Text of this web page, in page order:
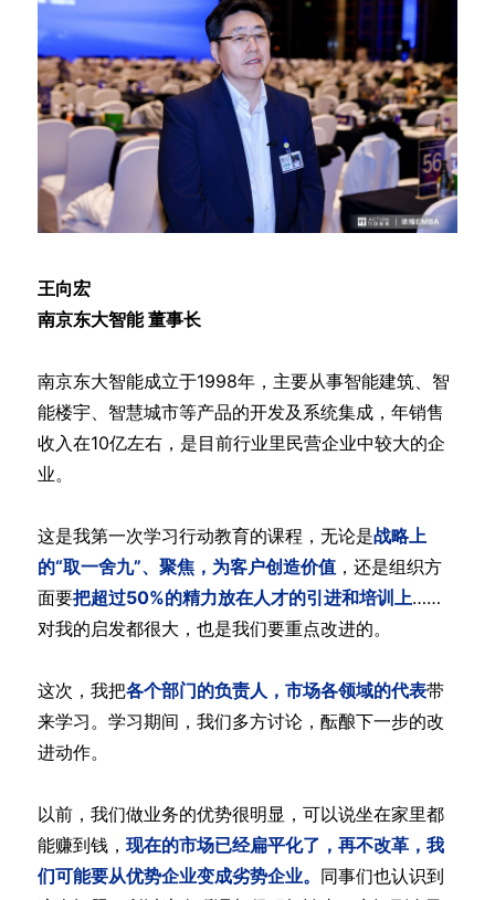
王向宏
南京东大智能 董事长
南京东大智能成立于1998年，主要从事智能建筑、智
能楼宇、智慧城市等产品的开发及系统集成，年销售
收入在10亿左右，是目前行业里民营企业中较大的企
业。
这是我第一次学习行动教育的课程，无论是战略上
的“取一舍九”、聚焦，为客户创造价值，还是组织方
面要把超过50%的精力放在人才的引进和培训上……
对我的启发都很大，也是我们要重点改进的。
这次，我把各个部门的负责人，市场各领域的代表带
来学习。学习期间，我们多方讨论，酝酿下一步的改
进动作。
以前，我们做业务的优势很明显，可以说坐在家里都
能赚到钱， 现在的市场已经扁平化了，再不改革，我
们可能要从优势企业变成劣势企业。 同事们也认识到